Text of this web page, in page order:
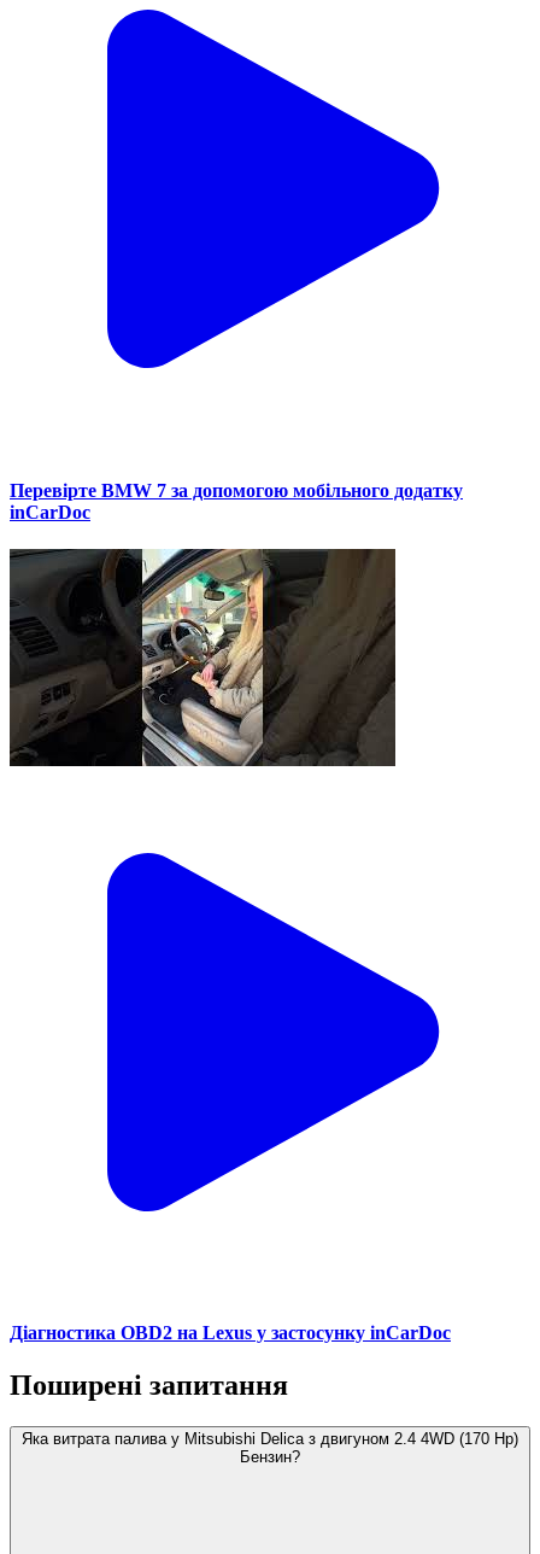
Перевірте BMW 7 за допомогою мобільного додатку
inCarDoc
Діагностика OBD2 на Lexus у застосунку inCarDoc
Поширені запитання
Яка витрата палива у Mitsubishi Delica з двигуном 2.4 4WD (170 Hp)
Бензин?